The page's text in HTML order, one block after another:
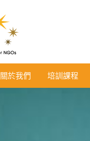
關於我們 培訓課程